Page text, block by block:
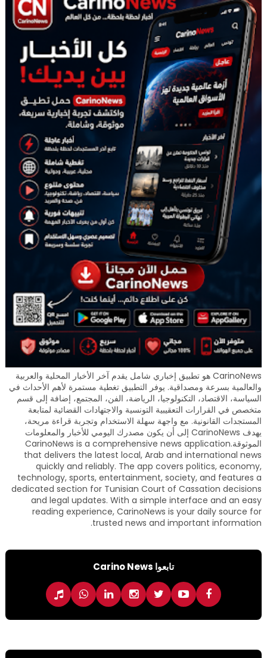
CarinoNews هو تطبيق إخباري شامل يقدم آخر الأخبار المحلية والعربية
والعالمية بسرعة ومصداقية. يوفر التطبيق تغطية مستمرة لأهم الأحداث في
السياسة، الاقتصاد، التكنولوجيا، الرياضة، الفن، المجتمع، إضافة إلى قسم
متخصص في القرارات التعقيبية التونسية والاجتهادات القضائية لمتابعة
المستجدات القانونية. مع واجهة سهلة الاستخدام وتجربة قراءة مريحة،
يهدف CarinoNews إلى أن يكون مصدرك اليومي للأخبار والمعلومات
الموثوقة.CarinoNews is a comprehensive news application
that delivers the latest local, Arab and international news
quickly and reliably. The app covers politics, economy,
technology, sports, entertainment, society, and features a
dedicated section for Tunisian Court of Cassation decisions
and legal updates. With a simple interface and an easy
reading experience, CarinoNews is your daily source for
trusted news and important information.
تابعوا Carino News